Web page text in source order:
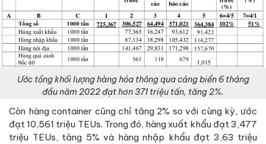
Ước tổng khối lượng hàng hóa thông qua cảng biển 6 tháng
đầu năm 2022 đạt hơn 371 triệu tấn, tăng 2%.
Còn hàng container cũng chỉ tăng 2% so với cùng kỳ, ước
đạt 10,561 triệu TEUs. Trong đó, hàng xuất khẩu đạt 3,477
triệu TEUs, tăng 5% và hàng nhập khẩu đạt 3,63 triệu